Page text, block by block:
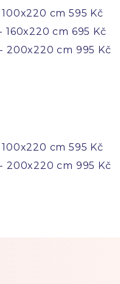
cm 595 Kč
160x220 cm 695 Kč
200x220 cm 995 Kč
cm 595 Kč
200x220 cm 995 Kč